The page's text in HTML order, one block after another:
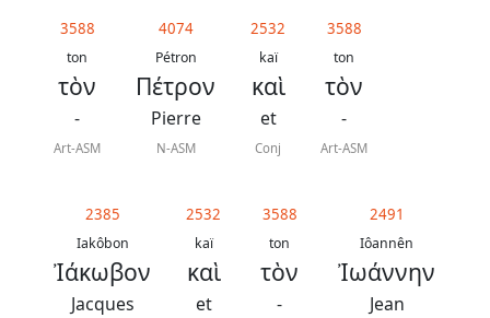
3588
ton
τὸν
-
Art-ASM
4074
Pétron
Πέτρον
Pierre
N-ASM
2532
kaï
καὶ
et
Conj
3588
ton
τὸν
-
Art-ASM
2385
Iakôbon
Ἰάκωβον
Jacques
2532
kaï
καὶ
et
3588
ton
τὸν
-
2491
Iôannên
Ἰωάννην
Jean
Bible
Traduction
Bible